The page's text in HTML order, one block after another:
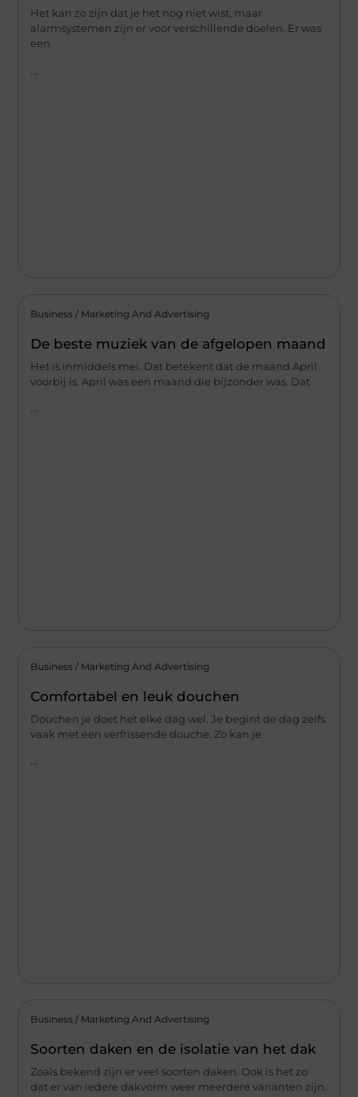
Het kan zo zijn dat je het nog niet wist, maar
alarmsystemen zijn er voor verschillende doelen. Er was
een
Business / Marketing And Advertising
De beste muziek van de afgelopen maand
Het is inmiddels mei. Dat betekent dat de maand April
voorbij is. April was een maand die bijzonder was. Dat
Business / Marketing And Advertising
Comfortabel en leuk douchen
Douchen je doet het elke dag wel. Je begint de dag zelfs
vaak met een verfrissende douche. Zo kan je
...
Business / Marketing And Advertising
Soorten daken en de isolatie van het dak
Zoals bekend zijn er veel soorten daken. Ook is het zo
dat er van iedere dakvorm weer meerdere varianten zijn.